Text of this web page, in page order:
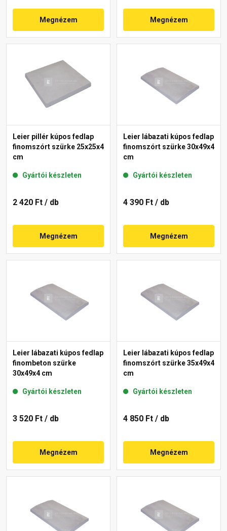
Megnézem Megnézem
Leier pillér kúpos fedlap
finomszórt szürke 25x25x4
cm
Gyártói készleten
2 420 Ft / db
Megnézem
Leier lábazati kúpos fedlap
finomszórt szürke 30x49x4
cm
Gyártói készleten
4 390 Ft / db
Megnézem
Leier lábazati kúpos fedlap
finombeton szürke
30x49x4 cm
Gyártói készleten
3 520 Ft / db
Megnézem
Leier lábazati kúpos fedlap
finomszórt szürke 35x49x4
cm
Gyártói készleten
4 850 Ft / db
Megnézem